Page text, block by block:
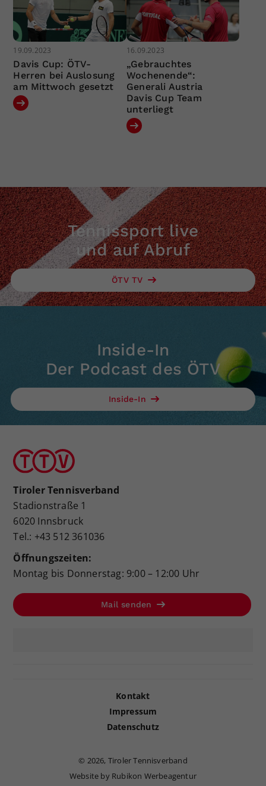
19.09.2023
Davis Cup: ÖTV-
Herren bei Auslosung
am Mittwoch gesetzt
16.09.2023
„Gebrauchtes
Wochenende“:
Generali Austria
Davis Cup Team
unterliegt
Tennissport live
und auf Abruf
ÖTV TV
Inside-In
Der Podcast des ÖTV
Inside-In
Tiroler Tennisverband
Stadionstraße 1
6020 Innsbruck
Tel.: +43 512 361036
Öffnungszeiten:
Montag bis Donnerstag: 9:00 – 12:00 Uhr
Mail senden
Kontakt
Impressum
Datenschutz
© 2026, Tiroler Tennisverband
Website by Rubikon Werbeagentur